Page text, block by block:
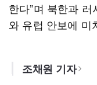
한다”며 북한과
와 유럽 안보에 미
조채원 기자